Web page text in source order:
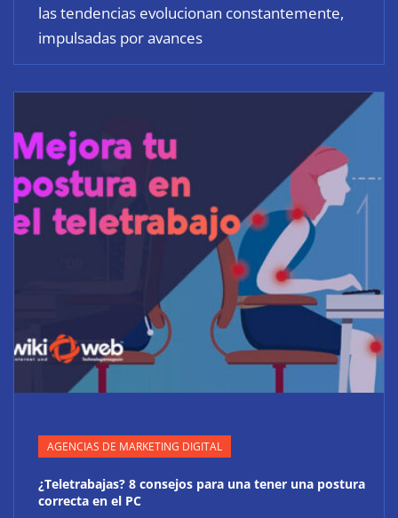
las tendencias evolucionan constantemente,
impulsadas por avances
AGENCIAS DE MARKETING DIGITAL
¿Teletrabajas? 8 consejos para una tener una postura
correcta en el PC